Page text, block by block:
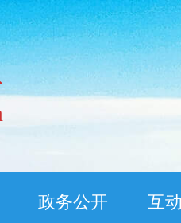
政务公开 互